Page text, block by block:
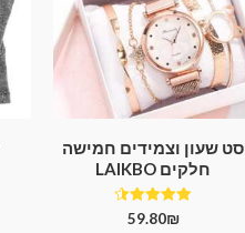
סט שעון וצמידים חמישה
חלקים LAIKBO
דורג
4.50
59.80₪